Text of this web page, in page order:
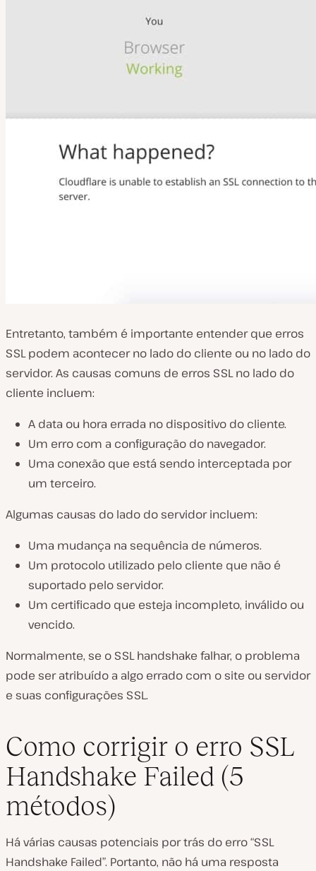
Entretanto, também é importante entender que erros
SSL podem acontecer no lado do cliente ou no lado do
servidor. As causas comuns de erros SSL no lado do
cliente incluem:
A data ou hora errada no dispositivo do cliente.
Um erro com a configuração do navegador.
Uma conexão que está sendo interceptada por
um terceiro.
Algumas causas do lado do servidor incluem:
Uma mudança na sequência de números.
Um protocolo utilizado pelo cliente que não é
suportado pelo servidor.
Um certificado que esteja incompleto, inválido ou
vencido.
Normalmente, se o SSL handshake falhar, o problema
pode ser atribuído a algo errado com o site ou servidor
e suas configurações SSL.
Como corrigir o erro SSL
Handshake Failed (5
métodos)
Há várias causas potenciais por trás do erro “SSL
Handshake Failed”. Portanto, não há uma resposta